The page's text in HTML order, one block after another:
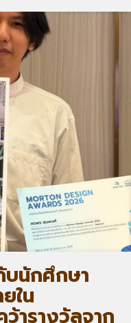
นักศึกษา
ใน
ารางวัลจาก